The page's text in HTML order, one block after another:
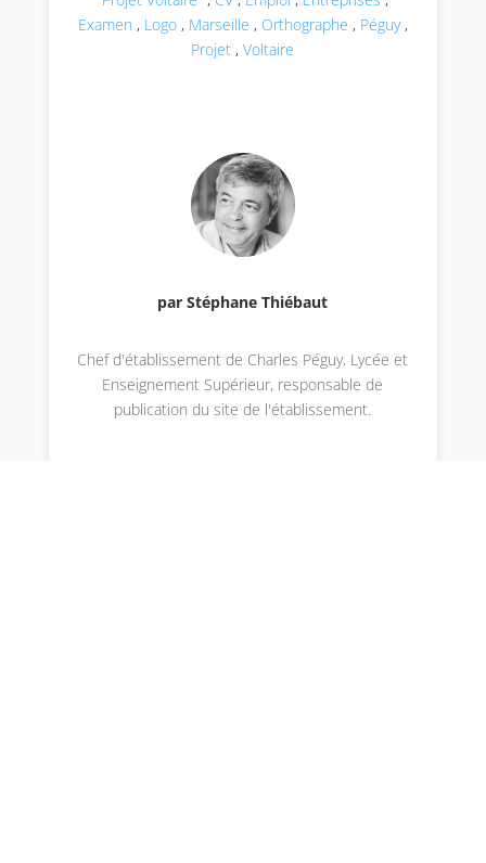
Examen , Logo, Marseille , Orthographe , Péguy,
Projet ,Voltaire
par Stéphane Thiébaut
Chef d'établissement de Charles Péguy, Lycée et
Enseignement Supérieur, responsable de
publication du site de l'établissement.